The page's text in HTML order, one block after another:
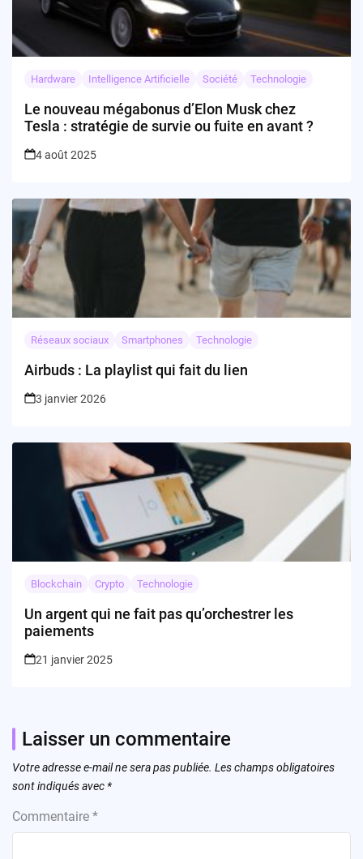
Hardware Intelligence Artificielle Société Technologie
Le nouveau mégabonus d’Elon Musk chez
Tesla : stratégie de survie ou fuite en avant ?
4 août 2025
Réseaux sociaux Smartphones Technologie
Airbuds : La playlist qui fait du lien
3 janvier 2026
Blockchain Crypto Technologie
Un argent qui ne fait pas qu’orchestrer les
paiements
21 janvier 2025
Laisser un commentaire
Votre adresse e-mail ne sera pas publiée. Les champs obligatoires
sont indiqués avec *
Commentaire *